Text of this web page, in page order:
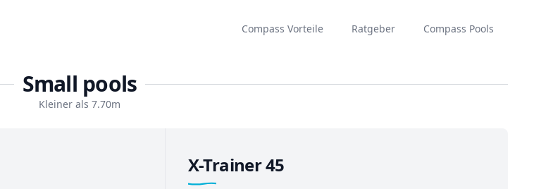
Compass Vorteile Ratgeber Compass Pools
Small pools
Kleiner als 7.70m
X-Trainer 45